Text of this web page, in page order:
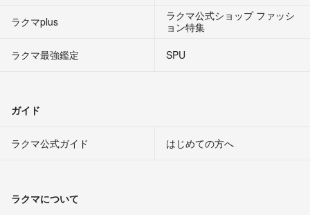
ラクマplus
ラクマ公式ショップ ファッシ
ョン特集
ラクマ最強鑑定
SPU
ガイド
ラクマ公式ガイド はじめての方へ
ラクマについて